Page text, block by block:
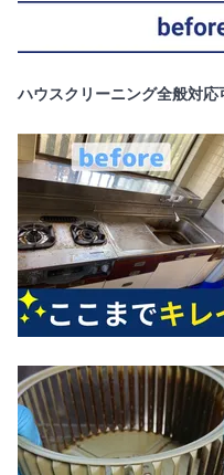
ハウスクリーニング全般対応